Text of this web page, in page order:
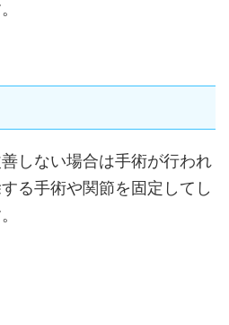
しない場合は手術が行われ
る手術や関節を固定してし